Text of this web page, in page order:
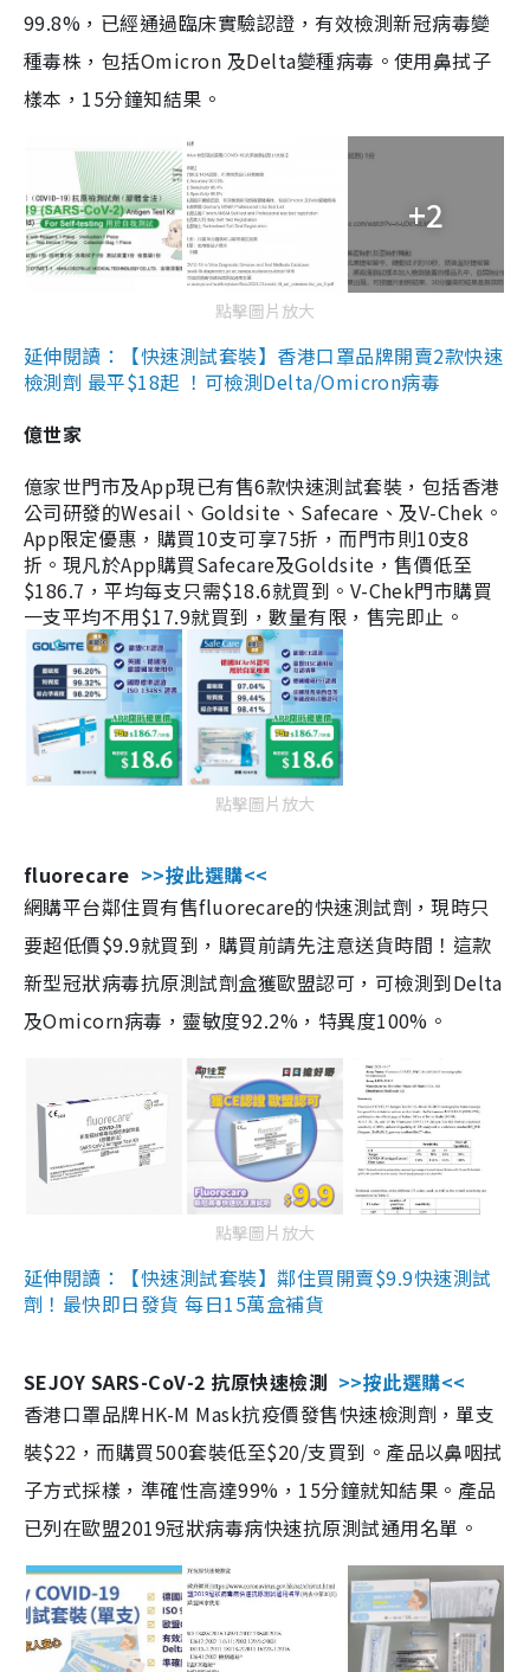
99.8%，已經通過臨床實驗認證，有效檢測新冠病毒變
種毒株，包括Omicron 及Delta變種病毒。使用鼻拭子
樣本，15分鐘知結果。
+2
點擊圖片放大
延伸閱讀：【快速測試套裝】香港口罩品牌開賣2款快速
檢測劑 最平$18起 ！可檢測Delta/Omicron病毒
億世家
億家世門市及App現已有售6款快速測試套裝，包括香港
公司研發的Wesail、Goldsite、Safecare、及V-Chek。
App限定優惠，購買10支可享75折，而門市則10支8
折。現凡於App購買Safecare及Goldsite，售價低至
$186.7，平均每支只需$18.6就買到。V-Chek門市購買
一支平均不用$17.9就買到，數量有限，售完即止。
點擊圖片放大
fluorecare >>按此選購<<
網購平台鄰住買有售fluorecare的快速測試劑，現時只
要超低價$9.9就買到，購買前請先注意送貨時間！這款
新型冠狀病毒抗原測試劑盒獲歐盟認可，可檢測到Delta
及Omicorn病毒，靈敏度92.2%，特異度100%。
點擊圖片放大
延伸閱讀：【快速測試套裝】鄰住買開賣$9.9快速測試
劑！最快即日發貨 每日15萬盒補貨
SEJOY SARS-CoV-2 抗原快速檢測 >>按此選購<<
香港口罩品牌HK-M Mask抗疫價發售快速檢測劑，單支
裝$22，而購買500套裝低至$20/支買到。產品以鼻咽拭
子方式採樣，準確性高達99%，15分鐘就知結果。產品
已列在歐盟2019冠狀病毒病快速抗原測試通用名單。